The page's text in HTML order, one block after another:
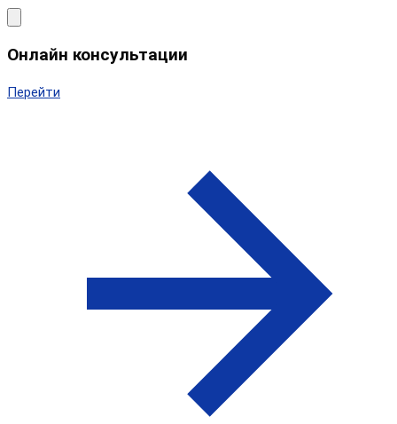
Онлайн консультации
Перейти